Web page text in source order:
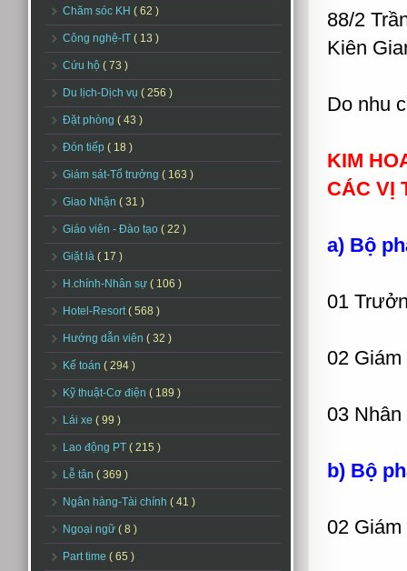
Chăm sóc KH ( 62 )
Công nghệ-IT ( 13 )
Cứu hộ ( 73 )
Du lịch-Dịch vụ ( 256 )
Đặt phòng ( 43 )
Đón tiếp ( 18 )
Giám sát-Tổ trưởng ( 163 )
Giao Nhận ( 31 )
Giáo viên - Đào tạo ( 22 )
Giặt là ( 17 )
H.chính-Nhân sự ( 106 )
Hotel-Resort( 568 )
Hướng dẫn viên ( 32 )
Kế toán ( 294 )
Kỹ thuật-Cơ điện ( 189 )
Lái xe ( 99 )
Lao động PT ( 215 )
Lễ tân ( 369 )
Ngân hàng-Tài chính ( 41 )
Ngoại ngữ ( 8 )
Part time ( 65 )
88/2
Kiên
Do nhu
KIM
CÁC VỊ
a) Bộ
01
02
03
b) Bộ
02